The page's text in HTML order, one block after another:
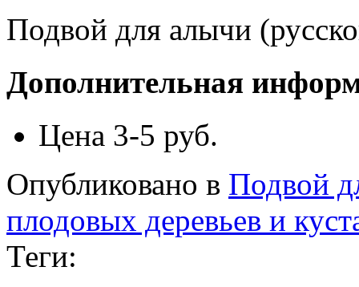
Подвой для алычи
Дополнительная
Цена 3-5 руб.
Опубликовано в Подвой
плодовых деревьев и
Теги: